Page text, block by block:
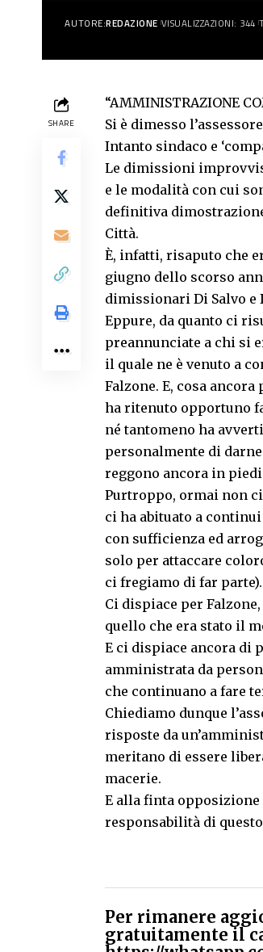
AUTORE:REDAZIONE VISUALIZZAZIONI: 344
SHARE
“AMMINISTRAZIONE
Si è dimesso
Intanto sindaco e
Le dimissioni
e le modalità con cui
definitiva
Città.
È, infatti, risaputo che
giugno dello scorso
dimissionari Di Salvo e
Eppure, da quanto ci
preannunciate a chi si
il quale ne è venuto a
Falzone. E, cosa
ha ritenuto opportuno
né tantomeno ha
personalmente di
reggono ancora in
Purtroppo, ormai non
ci ha abituato a
con sufficienza ed
solo per attaccare
ci fregiamo di far parte).
Ci dispiace per
quello che era stato il
E ci dispiace ancora di
amministrata da
che continuano a fare
Chiediamo dunque
risposte da
meritano di essere
macerie.
E alla finta
responsabilità di
Per rimanere
gratuitamente il